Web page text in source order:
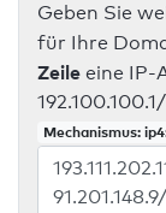
Geben Sie
für Ihre
Zeile eine IP-
Mechanismus: